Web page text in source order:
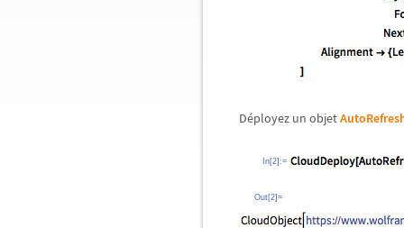
Déployez un objet
In[2]:=
Out[2]=